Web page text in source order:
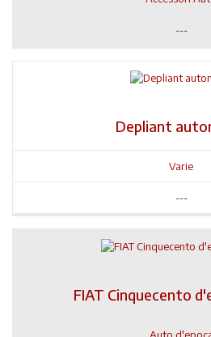
---
Depliant
Varie
---
FIAT Cinquecento
Auto